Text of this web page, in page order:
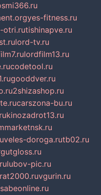
smi366.ru
yes-fitness.ru
otri.rutishinapve.ru
lord-tv.ru
lordfilm13.ru
codetool.ru
gooddver.ru
2shizashop.ru
carszona-bu.ru
kinozadrot13.ru
veles-doroga.rutb02.ru
lubov-pic.ru
vgurin.ru
sabeonline.ru